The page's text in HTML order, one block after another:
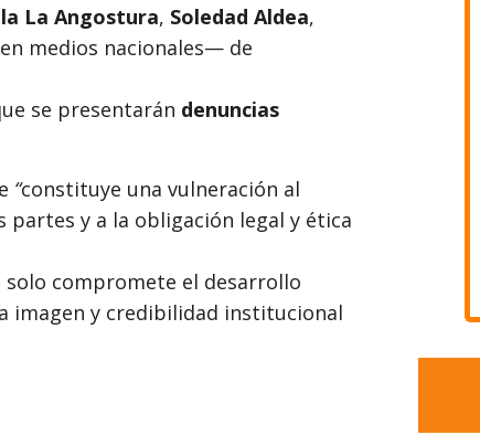
La Angostura, Soledad Aldea,
medios nacionales— de
se presentarán denuncias
“constituye una vulneración al
y a la obligación legal y ética
solo compromete el desarrollo
imagen y credibilidad institucional